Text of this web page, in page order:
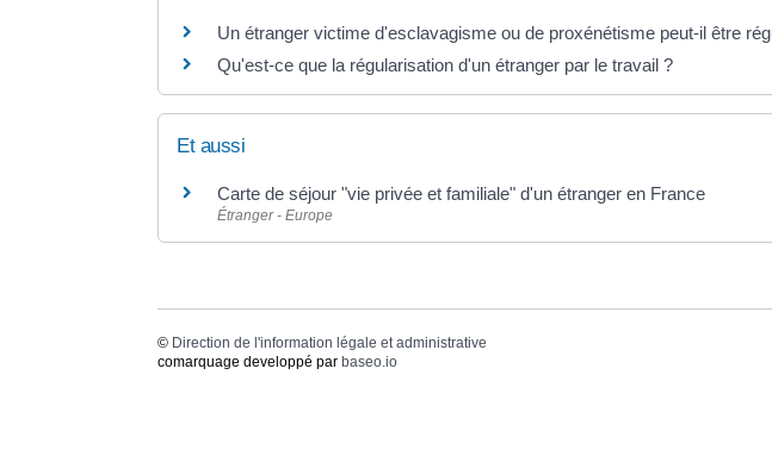
Un étranger victime d'esclavagisme ou de proxénétisme peut-il être
Qu'est-ce que la régularisation d'un étranger par le travail ?
Et aussi
Carte de séjour "vie privée et familiale" d'un étranger en France
Étranger - Europe
© Direction de l'information légale et administrative
comarquage developpé par baseo.io